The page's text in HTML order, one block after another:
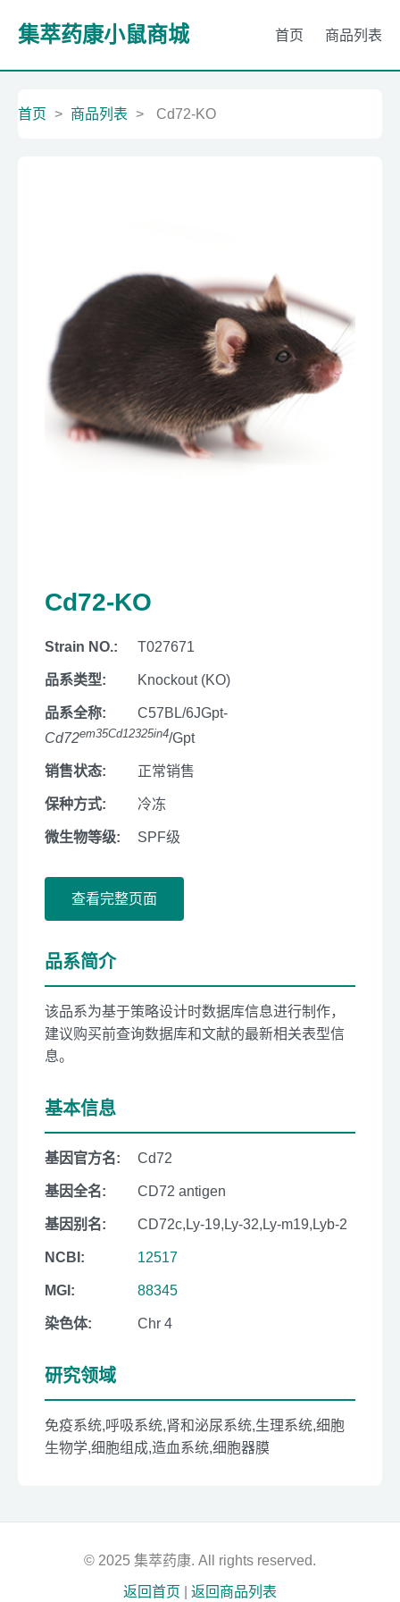
集萃药康小鼠商城 首页 商品列表
首页 > 商品列表 > Cd72-KO
Cd72-KO
Strain NO.: T027671
品系类型: Knockout (KO)
品系全称:
C57BL/6JGpt-
Cd72em35Cd12325in4/Gpt
销售状态: 正常销售
保种方式: 冷冻
微生物等级: SPF级
查看完整页面
品系简介
该品系为基于策略设计时数据库信息进行制作，
建议购买前查询数据库和文献的最新相关表型信
息。
基本信息
基因官方名: Cd72
基因全名: CD72 antigen
基因别名: CD72c,Ly-19,Ly-32,Ly-m19,Lyb-2
NCBI: 12517
MGI: 88345
染色体: Chr 4
研究领域
免疫系统,呼吸系统,肾和泌尿系统,生理系统,细胞
生物学,细胞组成,造血系统,细胞器膜
© 2025 集萃药康. All rights reserved.
返回首页 返回商品列表